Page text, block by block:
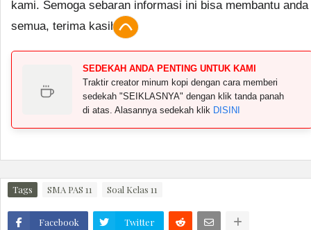
kami. Semoga sebaran informasi ini bisa membantu anda
semua, terima kasih.
SEDEKAH ANDA PENTING UNTUK KAMI
Traktir creator minum kopi dengan cara memberi
sedekah "SEIKLASNYA" dengan klik tanda panah
di atas. Alasannya sedekah klik DISINI
Tags SMA PAS 11 Soal Kelas 11
Facebook Twitter